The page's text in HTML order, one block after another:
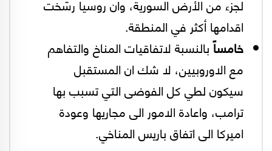
لجزء من الأرض السورية، وان روسيا رسّخت
اقدامها أكثر في المنطقة.
خامساًبالنسبة لاتفاقيات المناخ والتفاهم
مع الاوروبيين، لا شك ان المستقبل
سيكون لطي كل الفوضى التي تسبب بها
ترامب، واعادة الامور الى مجاريها وعودة
اميركا الى اتفاق باريس المناخي.